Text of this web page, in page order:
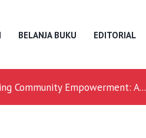
BELANJA BUKU EDITORIAL
Community Empowerment: A...